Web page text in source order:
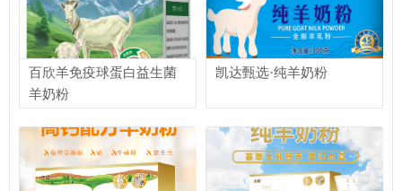
百欣羊免疫球蛋白益生菌
羊奶粉
凯达甄选·纯羊奶粉